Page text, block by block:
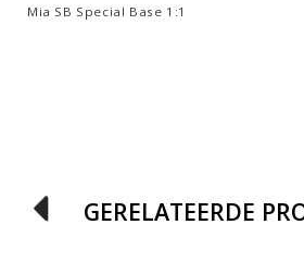
Mia SB Special Base 1:1
GERELATEERDE